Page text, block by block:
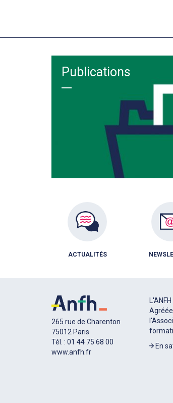
Publications
ACTUALITÉS
265 rue de Charenton
75012 Paris
Tél. : 01 44 75 68 00
www.anfh.fr
En